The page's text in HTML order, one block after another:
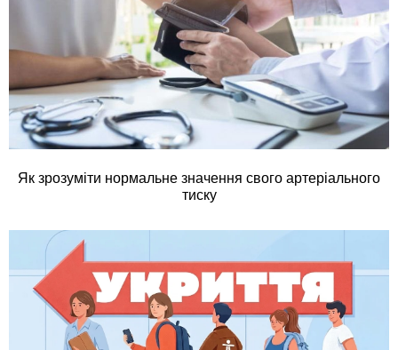
Як зрозуміти нормальне значення свого артеріального
тиску